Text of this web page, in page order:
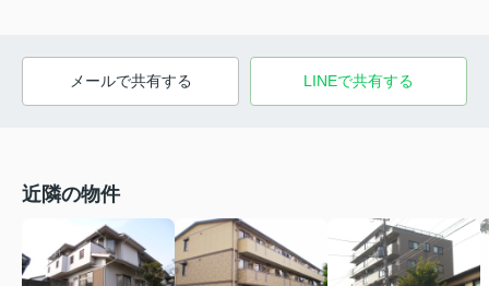
メールで共有する LINEで共有する
近隣の物件